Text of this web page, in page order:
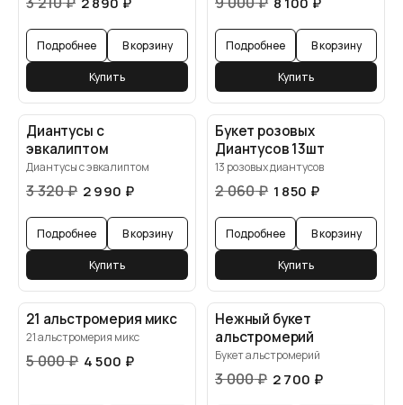
Подробнее В корзину
Купить
Подробнее В корзину
Купить
Диантусы с
эвкалиптом
Диантусы с эвкалиптом
3 320₽ 2 990 ₽
Подробнее В корзину
Купить
Букет розовых
Диантусов 13шт
13 розовых диантусов
2 060₽ 1 850 ₽
Подробнее В корзину
Купить
21 альстромерия микс
21 альстромерия микс
5 000₽ 4 500 ₽
Нежный букет
альстромерий
Букет альстромерий
3 000₽ 2 700 ₽